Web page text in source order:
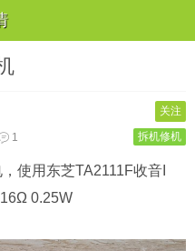
关注
1 拆机修机
使用东芝TA2111F收音I
0.25W